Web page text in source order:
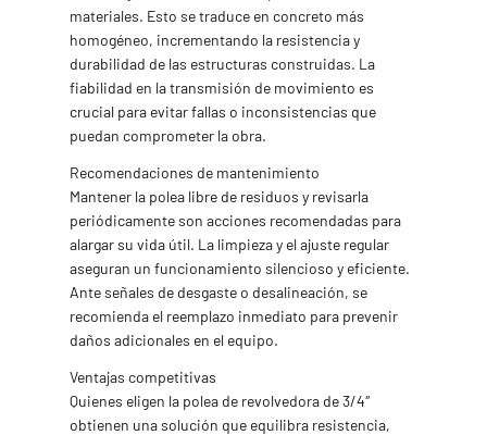
materiales. Esto se traduce en concreto más
homogéneo, incrementando la resistencia y
durabilidad de las estructuras construidas. La
fiabilidad en la transmisión de movimiento es
crucial para evitar fallas o inconsistencias que
puedan comprometer la obra.
Recomendaciones de mantenimiento
Mantener la polea libre de residuos y revisarla
periódicamente son acciones recomendadas para
alargar su vida útil. La limpieza y el ajuste regular
aseguran un funcionamiento silencioso y eficiente.
Ante señales de desgaste o desalineación, se
recomienda el reemplazo inmediato para prevenir
daños adicionales en el equipo.
Ventajas competitivas
Quienes eligen la polea de revolvedora de 3/4″
obtienen una solución que equilibra resistencia,